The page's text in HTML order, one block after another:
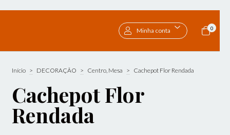
Minha conta 0
Início > DECORAÇÃO > Centro, Mesa > Cachepot Flor Rendada
Cachepot Flor
Rendada